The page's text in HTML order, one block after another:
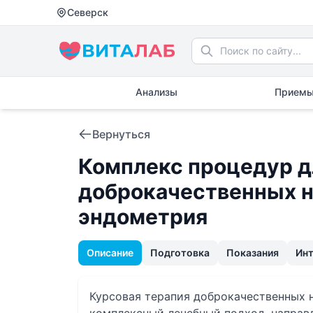
Северск
Анализы
Вернуться
Комплекс процедур
доброкачественных
эндометрия
Описание Подготовка Показания
Курсовая терапия